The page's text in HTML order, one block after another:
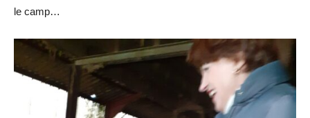
le camp…